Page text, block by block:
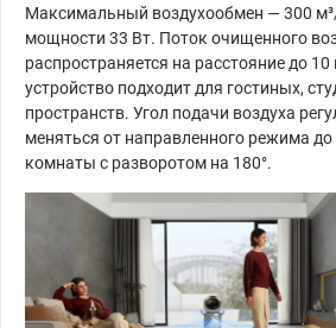
Максимальный воздухообмен — 300
мощности 33 Вт. Поток очищенного
распространяется на расстояние до
устройство подходит для гостиных,
пространств. Угол подачи воздуха
меняться от направленного режима до
комнаты с разворотом на 180°.